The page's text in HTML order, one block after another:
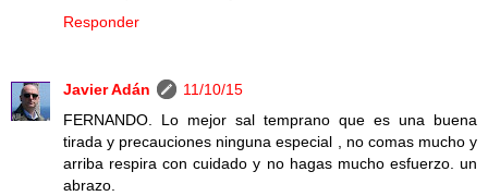
Responder
Javier Adán
11/10/15
FERNANDO. Lo mejor sal temprano que es una buena
tirada y precauciones ninguna especial , no comas mucho y
arriba respira con cuidado y no hagas mucho esfuerzo. un
abrazo.